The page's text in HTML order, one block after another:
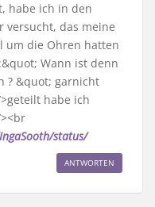
habe ich in den
versucht, das meine
um die Ohren hatten
Wann ist denn
? &quot; garnicht
habe ich
status/
ANTWORTEN